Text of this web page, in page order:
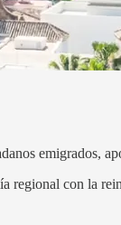
emigrados,
regional con la